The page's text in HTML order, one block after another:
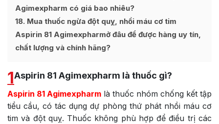
Agimexpharm có giá bao nhiêu?
18 Mua thuốc ngừa đột quỵ, nhồi máu cơ tim
Aspirin 81 Agimexpharmở đâu để được hàng uy tín,
chất lượng và chính hãng?
1Aspirin 81 Agimexpharm là thuốc gì?
Aspirin 81 Agimexpharm là thuốc nhóm chống kết tập
tiểu cầu, có tác dụng dự phòng thứ phát nhồi máu cơ
tim và đột quỵ. Thuốc không phù hợp để điều trị các